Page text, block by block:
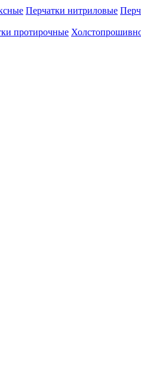
Перчатки нитриловые
протирочные